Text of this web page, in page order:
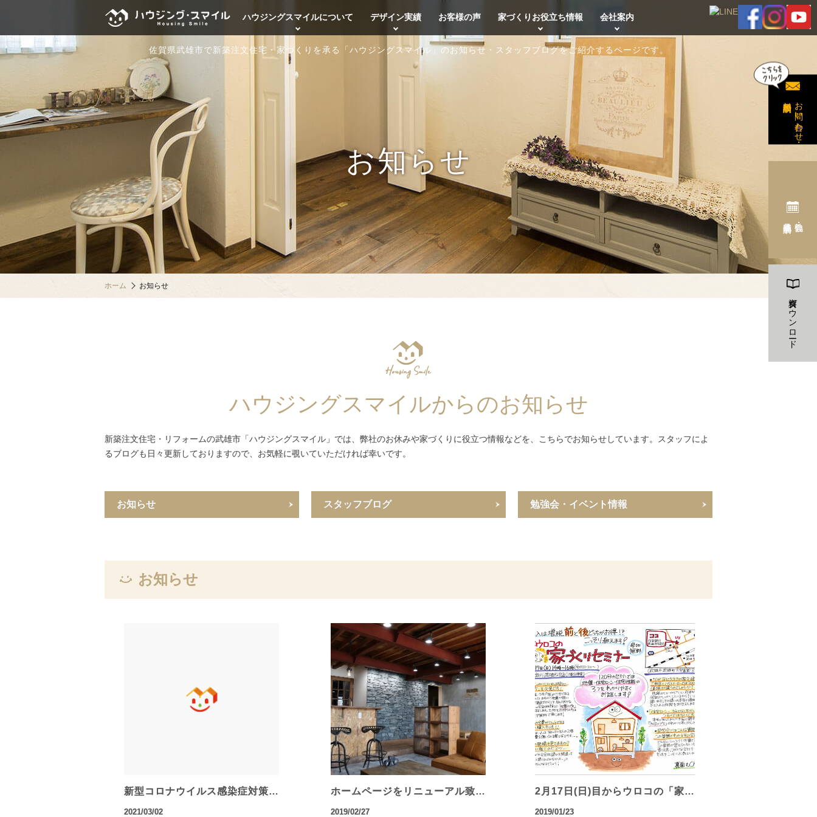
佐賀県武雄市で新築注文住宅・家づくりを承る「ハウジングスマイル」のお知らせ・スタッフブログをご紹介するページです。
お知らせ
ハウジングスマイルについて デザイン実績 お客様の声 家づくりお役立ち情報 会社案内
ホーム お知らせ
ハウジングスマイルからのお知らせ
新築注文住宅・リフォームの武雄市「ハウジングスマイル」では、弊社のお休みや家づくりに役立つ情報などを、こちらでお知らせしています。スタッフによ
るブログも日々更新しておりますので、お気軽に覗いていただければ幸いです。
お知らせ スタッフブログ 勉強会・イベント情報
お知らせ
新型コロナウイルス感染症対策…
2021/03/02
ホームページをリニューアル致…
2019/02/27
2月17日(日)目からウロコの「家…
2019/01/23
お問い合わせ・
資料ダウンロード